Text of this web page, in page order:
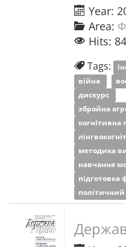
Year:
Area:
Hits:
Tags:
війна
дискурс
збройна
когнітивна
методика
навчання
підготовка